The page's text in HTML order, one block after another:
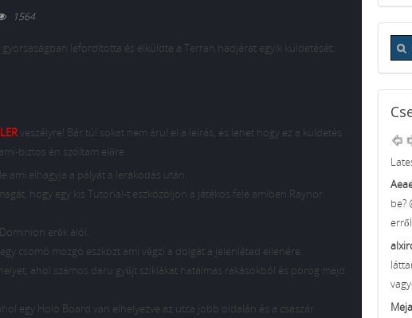
1564
lefordította és elküldte a Terran hadjárat egyik küldetését:
veszélyre! Bár túl sokat nem árul el a leírás, és lehet hogy ez a küldetés
biztos én szóltam előre.
ami elhagyja a pályát a lerakodás után.
hogy egy kis Tutorial-t eszközöljön a játékos felé amiben Raynor
erők alól.
csomó mozgó eszközt ami végzi a dolgát a jelenléted ellenére.
ahol számos daru gyűjt sziklákat hatalmas rakásokból és pörög majd
egy Holo Board van elhelyezve az utca jobb oldalán és a császár
be?
Meja